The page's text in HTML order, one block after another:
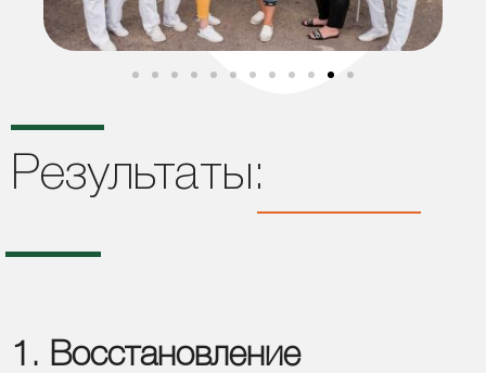
Результаты:
1. Восстановление